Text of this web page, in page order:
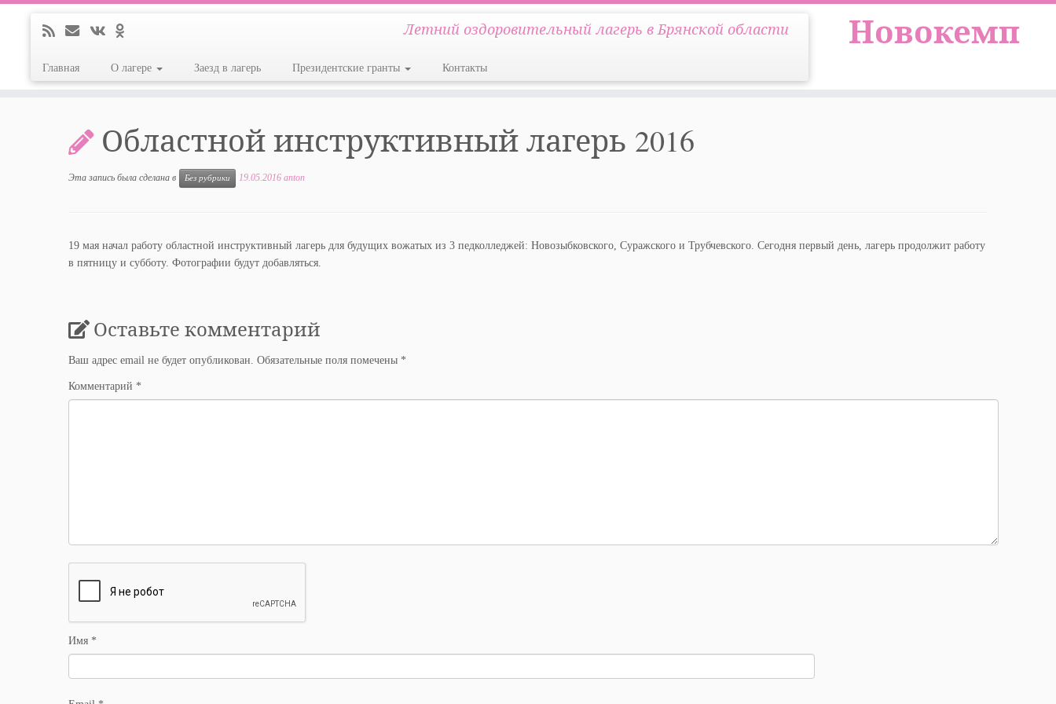
Новокемп
Летний оздоровительный лагерь в Брянской области
Главная О лагере Заезд в лагерь Президентские гранты Контакты
Областной инструктивный лагерь 2016
Эта запись была сделана в Без рубрики 19.05.2016 anton
19 мая начал работу областной инструктивный лагерь для будущих вожатых из 3 педколледжей: Новозыбковского, Суражского и Трубчевского. Сегодня первый день, лагерь продолжит работу
в пятницу и субботу. Фотографии будут добавляться.
Оставьте комментарий
Ваш адрес email не будет опубликован. Обязательные поля помечены *
Комментарий *
Имя *